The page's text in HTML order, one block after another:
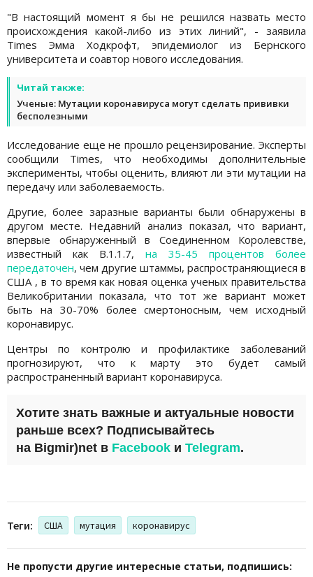
"В настоящий момент я бы не решился назвать место
происхождения какой-либо из этих линий", - заявила
Times Эмма Ходкрофт, эпидемиолог из Бернского
университета и соавтор нового исследования.
Читай также:
Ученые: Мутации коронавируса могут сделать прививки
бесполезными
Исследование еще не прошло рецензирование. Эксперты
сообщили Times, что необходимы дополнительные
эксперименты, чтобы оценить, влияют ли эти мутации на
передачу или заболеваемость.
Другие, более заразные варианты были обнаружены в
другом месте. Недавний анализ показал, что вариант,
впервые обнаруженный в Соединенном Королевстве,
известный как B.1.1.7, на 35-45 процентов более
передаточен, чем другие штаммы, распространяющиеся в
США , в то время как новая оценка ученых правительства
Великобритании показала, что тот же вариант может
быть на 30-70% более смертоносным, чем исходный
коронавирус.
Центры по контролю и профилактике заболеваний
прогнозируют, что к марту это будет самый
распространенный вариант коронавируса.
Хотите знать важные и актуальные новости
раньше всех? Подписывайтесь
на Bigmir)net в Facebook и Telegram.
Теги: США мутация коронавирус
Не пропусти другие интересные статьи, подпишись: